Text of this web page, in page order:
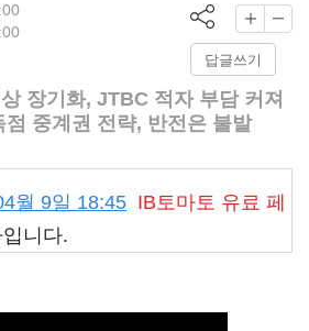
답글쓰기
장기화, JTBC 적자 부담 커져
점 중계권 전략, 반전은 불발
월 9일 18:45 IB토마토 유료 페
니다.